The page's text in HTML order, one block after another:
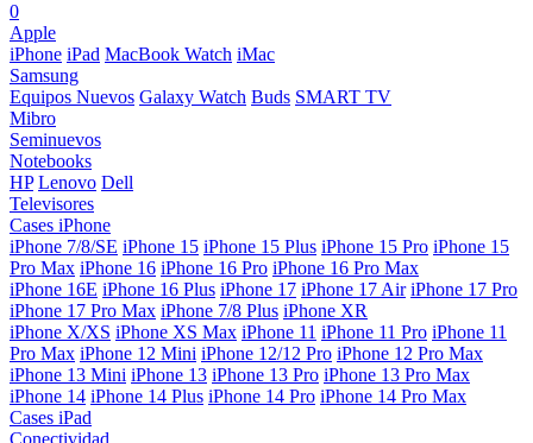
0
Apple
iPhone iPad MacBook Watch iMac
Samsung
Equipos Nuevos Galaxy Watch Buds SMART TV
Mibro
Seminuevos
Notebooks
HP Lenovo Dell
Televisores
Cases iPhone
iPhone 7/8/SE iPhone 15 iPhone 15 Plus iPhone 15 Pro iPhone 15
Pro Max iPhone 16 iPhone 16 Pro iPhone 16 Pro Max
iPhone 16E iPhone 16 Plus iPhone 17 iPhone 17 Air iPhone 17 Pro
iPhone 17 Pro Max iPhone 7/8 Plus iPhone XR
iPhone X/XS iPhone XS Max iPhone 11 iPhone 11 Pro iPhone 11
Pro Max iPhone 12 Mini iPhone 12/12 Pro iPhone 12 Pro Max
iPhone 13 Mini iPhone 13 iPhone 13 Pro iPhone 13 Pro Max
iPhone 14 iPhone 14 Plus iPhone 14 Pro iPhone 14 Pro Max
Cases iPad
Conectividad